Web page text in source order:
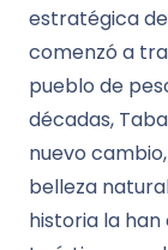
estratégica
comenzó a
pueblo de
décadas,
nuevo
belleza
historia la